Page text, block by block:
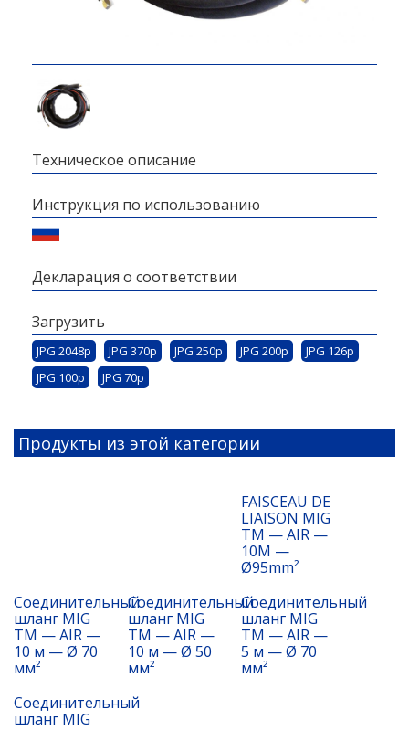
Техническое описание
Инструкция по использованию
Декларация о соответствии
Загрузить
JPG 2048p JPG 370p JPG 250p JPG 200p
JPG 126p
JPG 100p
JPG 70p
Продукты из этой категории
FAISCEAU DE
LIAISON MIG
TM — AIR —
10M —
Ø95mm²
Соединительный
шланг MIG
TM — AIR —
10 м — Ø 70
мм²
Соединительный
шланг MIG
TM — AIR —
10 м — Ø 50
мм²
Соединительный
шланг MIG
TM — AIR —
5 м — Ø 70
мм²
Соединительный
шланг MIG